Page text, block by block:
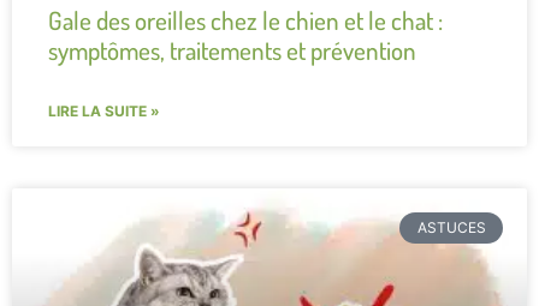
Gale des oreilles chez le chien et le chat :
symptômes, traitements et prévention
LIRE LA SUITE »
ASTUCES